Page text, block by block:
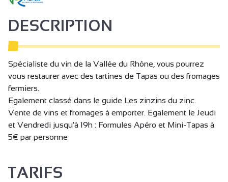
DESCRIPTION
Spécialiste du vin de la Vallée du Rhône, vous pourrez
vous restaurer avec des tartines de Tapas ou des fromages
fermiers.
Egalement classé dans le guide Les zinzins du zinc.
Vente de vins et fromages à emporter. Egalement le Jeudi
et Vendredi jusqu'à 19h : Formules Apéro et Mini-Tapas à
5€ par personne
TARIFS